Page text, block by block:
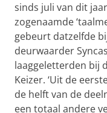
sinds juli van dit
zogenaamde
gebeurt datzelfde
deurwaarder
laaggeletterden bij
Keizer. ‘Uit de
de helft van de
een totaal andere